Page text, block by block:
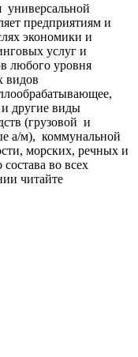
универсальной
предприятиям и
экономики и
услуг и
любого уровня
видов
и другие виды
(грузовой и
а/м), коммунальной
морских, речных и
во всех
читайте